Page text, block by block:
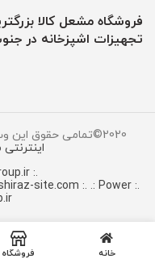
فروشگاه مشعل کالا
تجهیزات اشپزخانه در
2020©تمامی حقوق این وب سایت محفوظ و متعلق به
.: Power By KSPgroup.ir :.
.: Power By shiraz-site.ir :.
site.com :. .: Power
:.
خانه فروشگاه